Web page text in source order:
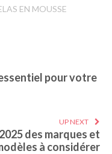
EN MOUSSE
pour votre
UP NEXT
des marques et
à considérer